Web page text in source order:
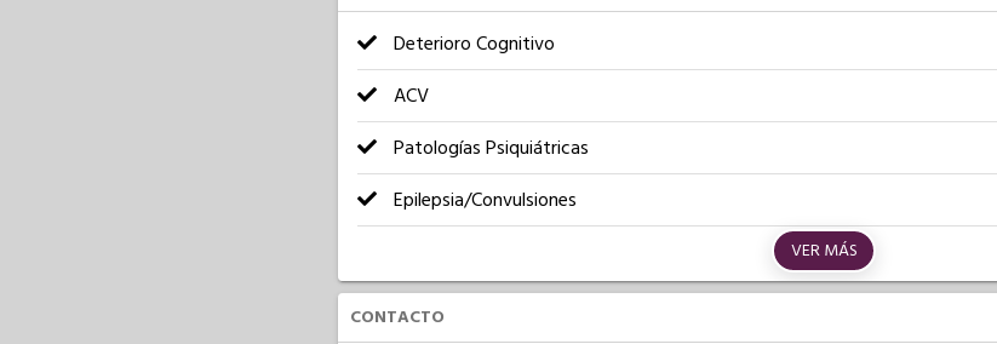
Deterioro Cognitivo
ACV
Patologías Psiquiátricas
Epilepsia/Convulsiones
VER MÁS
CONTACTO